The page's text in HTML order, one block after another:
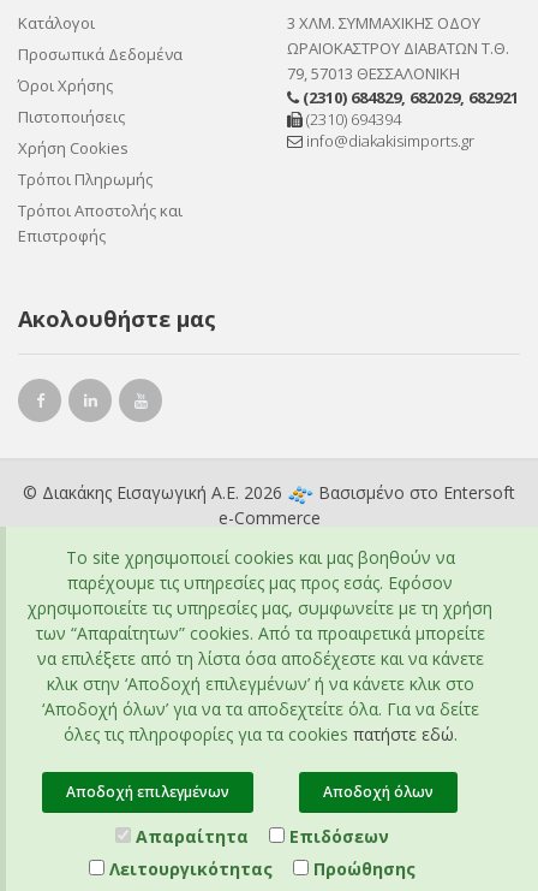
Κατάλογοι
Προσωπικά Δεδομένα
Όροι Χρήσης
Πιστοποιήσεις
Χρήση Cookies
Τρόποι Πληρωμής
Τρόποι Αποστολής και
Επιστροφής
3 ΧΛΜ. ΣΥΜΜΑΧΙΚΗΣ ΟΔΟΥ
ΩΡΑΙΟΚΑΣΤΡΟΥ ΔΙΑΒΑΤΩΝ Τ.Θ.
79, 57013 ΘΕΣΣΑΛΟΝΙΚΗ
(2310) 684829, 682029, 682921
(2310) 694394
info@diakakisimports.gr
Ακολουθήστε μας
© Διακάκης Εισαγωγική Α.Ε. 2026 Βασισμένο στο Entersoft
e-Commerce
To site χρησιμοποιεί cookies και μας βοηθούν να
παρέχουμε τις υπηρεσίες μας προς εσάς. Εφόσον
χρησιμοποιείτε τις υπηρεσίες μας, συμφωνείτε με τη χρήση
των “Απαραίτητων” cookies. Από τα προαιρετικά μπορείτε
να επιλέξετε από τη λίστα όσα αποδέχεστε και να κάνετε
κλικ στην ‘Αποδοχή επιλεγμένων’ ή να κάνετε κλικ στο
‘Αποδοχή όλων’ για να τα αποδεχτείτε όλα. Για να δείτε
όλες τις πληροφορίες για τα cookies πατήστε εδώ.
Αποδοχή επιλεγμένων Αποδοχή όλων
Απαραίτητα
Επιδόσεων
Λειτουργικότητας
Προώθησης